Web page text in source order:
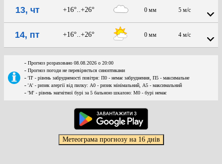
13, чт +16°..+26° 0 мм 5 м/с
14, пт +16°..+26° 0 мм 4 м/с
- Прогноз розраховано 08.08.2026 о 20:00
- Прогноз погоди не перевіряється синоптиками
- 'П' - рівень забрудненості повітря: П0 - немає забруднення, П5 - максимальне
- 'А' - ризик алергії від пилку: А0 - ризик мінімальний, А5 - максимальний
- 'М' - рівень магнітної бурі за 5 бальною шкалою: M0 - бурі немає